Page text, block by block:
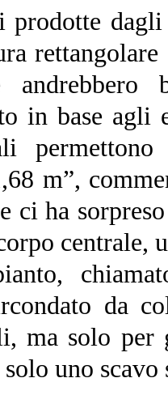
prodotte
andrebbero
in base agli
m”,
ci ha
da
ma solo per
uno